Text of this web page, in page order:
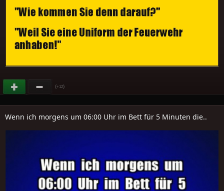
(+12)
Wenn ich morgens um 06:00 Uhr im Bett für 5 Minuten die..